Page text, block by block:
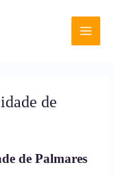
Main
de
de Palmares